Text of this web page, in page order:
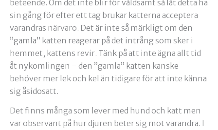
beteende. Om det inte blir för våldsamt så låt detta ha
sin gång för efter ett tag brukar katterna acceptera
varandras närvaro. Det är inte så märkligt om den
”gamla” katten reagerar på det intrång som sker i
hemmet, kattens revir. Tänk på att inte ägna allt tid
åt nykomlingen – den ”gamla” katten kanske
behöver mer lek och kel än tidigare för att inte känna
sig åsidosatt.
Det finns många som lever med hund och katt men
var observant på hur djuren beter sig mot varandra. I